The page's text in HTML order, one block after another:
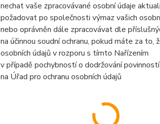
nechat vaše zpracovávané osobní údaje
požadovat po společnosti výmaz vašich
nebo oprávněn dále zpracovávat dle
na účinnou soudní ochranu, pokud máte za
osobních údajů v rozporu s tímto Nařízením
v případě pochybností o dodržování
na Úřad pro ochranu osobních údajů